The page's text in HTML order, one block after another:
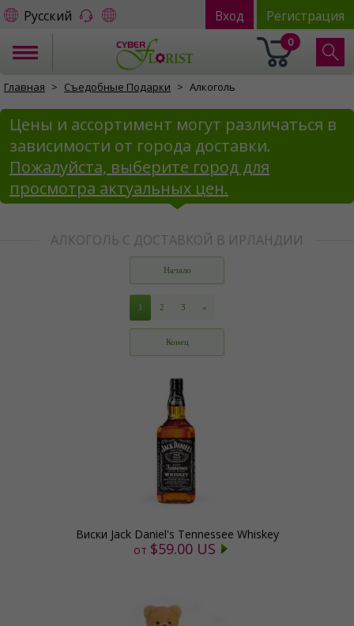
Русский Вход Регистрация
0
Главная Съедобные Подарки Алкоголь
Цены и ассортимент могут различаться в
зависимости от города доставки.
Пожалуйста, выберите город для
просмотра актуальных цен.
АЛКОГОЛЬ С ДОСТАВКОЙ В ИРЛАНДИИ
Начало
1 2 3 »
Конец
Виски Jack Daniel's Tennessee Whiskey
от $59.00 US